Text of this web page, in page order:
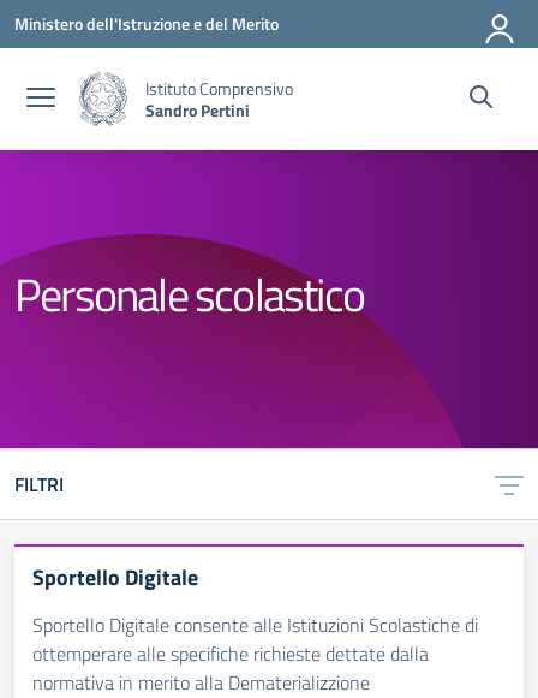
Vai ai contenuti
Vai al menu di navigazione
Vai al footer
Ministero dell'Istruzione e del Merito
Istituto Comprensivo
Sandro Pertini
Personale scolastico
FILTRI
Sportello Digitale
Sportello Digitale consente alle Istituzioni Scolastiche di
ottemperare alle specifiche richieste dettate dalla
normativa in merito alla Dematerializzione